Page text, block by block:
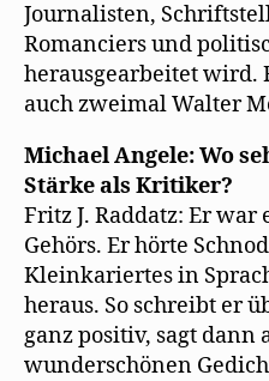
Journalisten,
Romanciers und
herausgearbeitet wird.
auch zweimal Walter
Michael Angele: Wo
Stärke als Kritiker?
Fritz J. Raddatz: Er
Gehörs. Er hörte
Kleinkariertes in
heraus. So schreibt er
ganz positiv, sagt dann
wunderschönen